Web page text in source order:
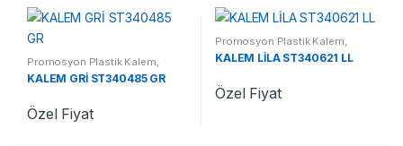
Promosyon Plastik Kalem,
Promosyon Kalemler
KALEM GRİ ST340485 GR
Özel Fiyat
Promosyon Plastik Kalem,
Promosyon Kalemler
KALEM LİLA ST340621 LL
Özel Fiyat